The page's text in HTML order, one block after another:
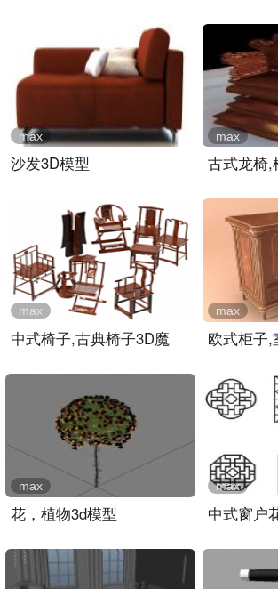
沙发3D模型
max
古式龙椅,
max
中式椅子,古典椅子3D魔
max max
花，植物3d模型
max
中式窗户
max